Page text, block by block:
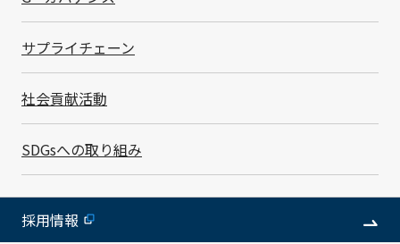
サプライチェーン
社会貢献活動
SDGsへの取り組み
採用情報
製品ページ
PDF版ダウンロード